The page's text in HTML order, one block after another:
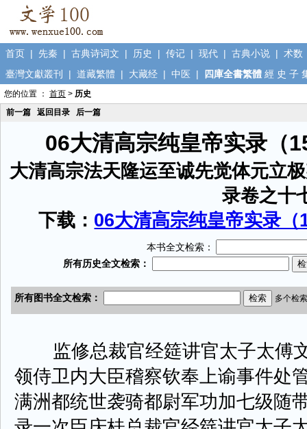
首页 | 先秦 | 古典诗词文 | 历史 | 传记 | 现代 | 古典小说 | 术数
臺灣文獻叢刊
| 道藏繁體 | 大藏经 | 中医 | 四庫全書繁體 經 史 子
您的位置 ： 首页 > 历史
前一篇
返回目录 后一篇
06大清高宗纯皇帝实录（
大清高宗法天隆运至诚先觉体元立
录卷之十
下载： 06大清高宗纯皇帝实录
本书全文检索：
监修总裁官经筵讲官太子太傅
领侍卫内大臣稽察钦奉上谕事件处
满洲都统世袭骑都尉军功加七级随